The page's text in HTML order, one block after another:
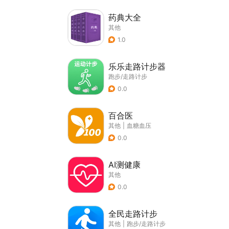
药典大全
其他
1.0
乐乐走路计步器
跑步/走路计步
0.0
百合医
其他
血糖血压
0.0
AI测健康
其他
0.0
全民走路计步
其他 跑步/走路计步